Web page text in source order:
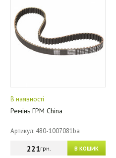
В наявності
Ремінь ГРМ China
Артикул: 480-1007081ba
В КОШИК
221грн.